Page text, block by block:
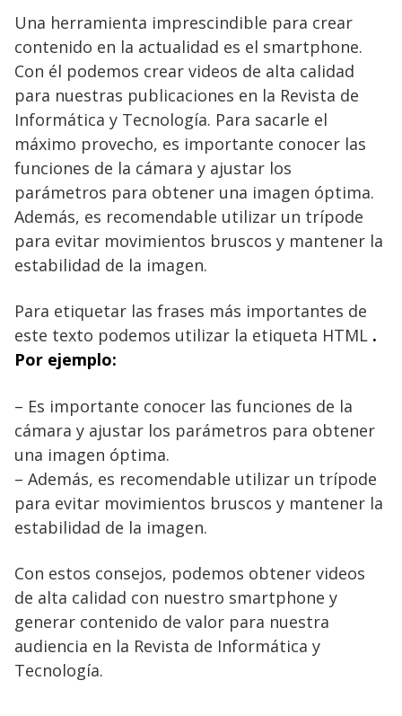
Una herramienta imprescindible para crear
contenido en la actualidad es el smartphone.
Con él podemos crear videos de alta calidad
para nuestras publicaciones en la Revista de
Informática y Tecnología. Para sacarle el
máximo provecho, es importante conocer las
funciones de la cámara y ajustar los
parámetros para obtener una imagen óptima.
Además, es recomendable utilizar un trípode
para evitar movimientos bruscos y mantener la
estabilidad de la imagen.
Para etiquetar las frases más importantes de
este texto podemos utilizar la etiqueta HTML .
Por ejemplo:
– Es importante conocer las funciones de la
cámara y ajustar los parámetros para obtener
una imagen óptima.
– Además, es recomendable utilizar un trípode
para evitar movimientos bruscos y mantener la
estabilidad de la imagen.
Con estos consejos, podemos obtener videos
de alta calidad con nuestro smartphone y
generar contenido de valor para nuestra
audiencia en la Revista de Informática y
Tecnología.